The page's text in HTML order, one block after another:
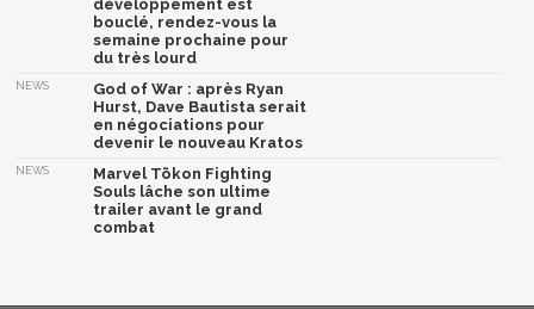
développement est
bouclé, rendez-vous la
semaine prochaine pour
du très lourd
NEWS
God of War : après Ryan
Hurst, Dave Bautista serait
en négociations pour
devenir le nouveau Kratos
NEWS
Marvel Tōkon Fighting
Souls lâche son ultime
trailer avant le grand
combat